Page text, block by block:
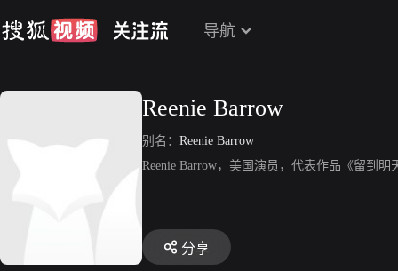
导航
Reenie Barrow
别名： Reenie Barrow
Reenie Barrow，美国演员，代表作品《留到明
分享